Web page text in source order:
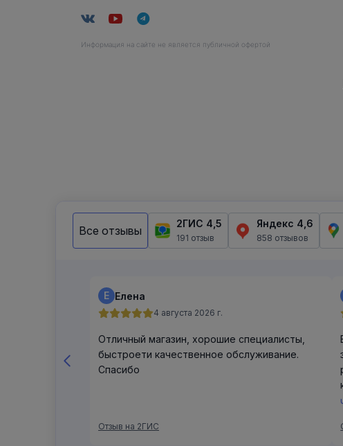
Информация на сайте не является публичной офертой